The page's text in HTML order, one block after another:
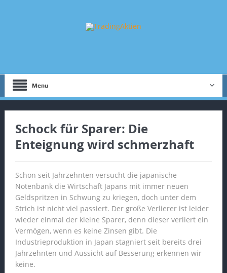
Menu
Schock für Sparer: Die
Enteignung wird schmerzhaft
Schon seit Jahrzehnten versucht die japanische
Notenbank die Wirtschaft Japans mit immer neuen
Geldspritzen in Schwung zu kriegen, doch unter dem
Strich ist nicht viel passiert. Der große Verlierer ist leider
wieder einmal der kleine Sparer, denn dieser verliert ein
Vermögen, wenn es keine Zinsen gibt. Die
Industrieproduktion in Japan stagniert seit bereits drei
Jahrzehnten und Aussicht auf Besserung erkennen wir
keine.